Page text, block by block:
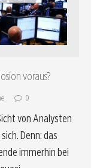
voraus?
0
von Analysten
Denn: das
immerhin bei